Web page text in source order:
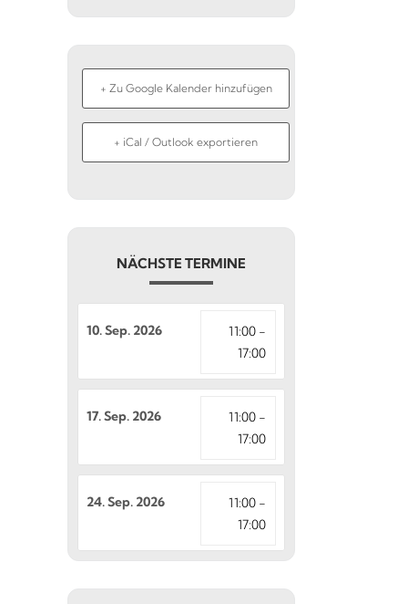
+ Zu Google Kalender hinzufügen
+ iCal / Outlook exportieren
NÄCHSTE TERMINE
10. Sep. 2026
11:00 -
17:00
17. Sep. 2026
11:00 -
17:00
24. Sep. 2026
11:00 -
17:00